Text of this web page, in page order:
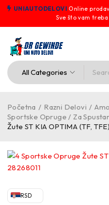
UNIAUTODELOVI Online
Sve što vam
Početna / Razni Delovi /
Sportske Opruge / Za
Žute ST KIA OPTIMA (TF,
RSD